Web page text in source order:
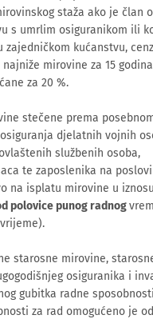
staža ako je član
s umrlim osiguranikom ili
kućanstvu,
mirovine za 15 godina
za 20 %.
stečene prema
djelatnih vojnih
službenih osoba,
te zaposlenika na
na isplatu mirovine u
polovice punog radnog
starosne mirovine,
osiguranika i
gubitka radne
za rad omogućeno je